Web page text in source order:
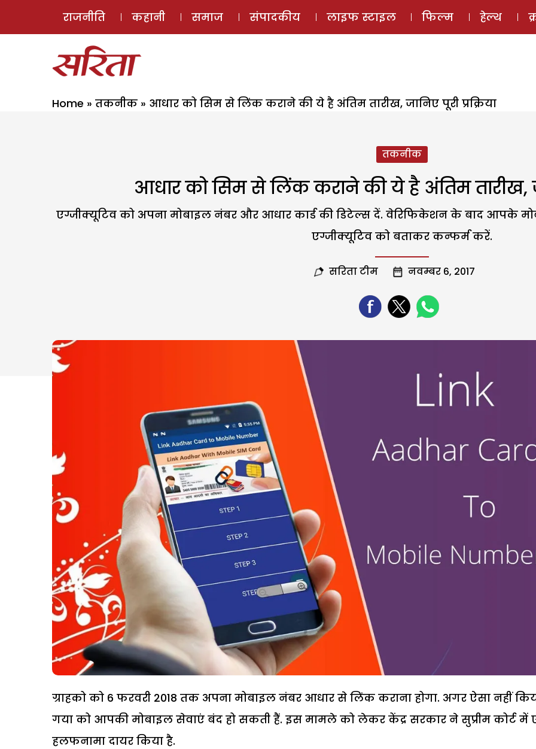
ई-मैगज़ीन
राजनीति कहानी समाज संपादकीय लाइफ स्टाइल फिल्म हेल्थ
Home » तकनीक » आधार को सिम से लिंक कराने की ये है अंतिम तारीख, जानिए पूरी प्रक्रिया
तकनीक
आधार को सिम से लिंक कराने की ये है अंतिम तारीख,
एग्जीक्यूटिव को अपना मोबाइल नंबर और आधार कार्ड की डिटेल्स दें. वेरिफिकेशन के बाद आपके
एग्जीक्यूटिव को बताकर कन्फर्म करें.
सरिता टीम नवम्बर 6, 2017
ग्राहको को 6 फरवरी 2018 तक अपना मोबाइल नंबर आधार से लिंक कराना होगा. अगर ऐसा नहीं
गया को आपकी मोबाइल सेवाएं बंद हो सकती हैं. इस मामले को लेकर केंद्र सरकार ने सुप्रीम कोर्ट में
हलफनामा दायर किया है.